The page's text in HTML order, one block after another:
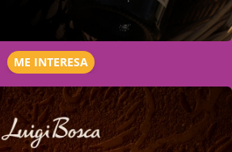
ME INTERESA